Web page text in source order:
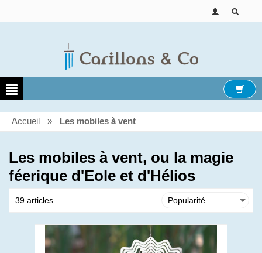
Accueil » Les mobiles à vent
Les mobiles à vent, ou la magie
féerique d'Eole et d'Hélios
39 articles